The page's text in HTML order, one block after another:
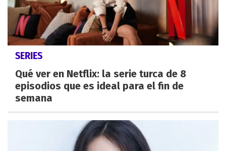
SERIES
Qué ver en Netflix: la serie turca de 8
episodios que es ideal para el fin de
semana